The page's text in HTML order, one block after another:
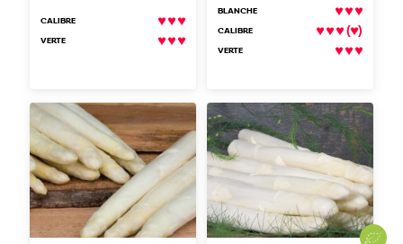
CALIBRE
VERTE
BLANCHE
CALIBRE ( )
VERTE